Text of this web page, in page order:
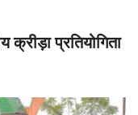
क्रीड़ा प्रतियोगिता